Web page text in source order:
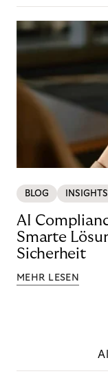
BLOG INSIGHTS
AI
Smarte
Sicherheit
MEHR LESEN